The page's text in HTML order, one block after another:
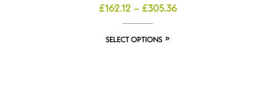
£162.12 – £305.36
SELECT OPTIONS